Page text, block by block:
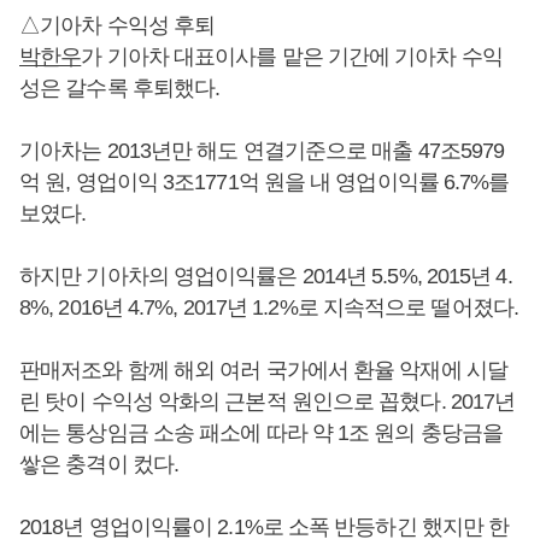
△기아차 수익성 후퇴
박한우가 기아차 대표이사를 맡은 기간에 기아차 수익
성은 갈수록 후퇴했다.
기아차는 2013년만 해도 연결기준으로 매출 47조5979
억 원, 영업이익 3조1771억 원을 내 영업이익률 6.7%를
보였다.
하지만 기아차의 영업이익률은 2014년 5.5%, 2015년 4.
8%, 2016년 4.7%, 2017년 1.2%로 지속적으로 떨어졌다.
판매저조와 함께 해외 여러 국가에서 환율 악재에 시달
린 탓이 수익성 악화의 근본적 원인으로 꼽혔다. 2017년
에는 통상임금 소송 패소에 따라 약 1조 원의 충당금을
쌓은 충격이 컸다.
2018년 영업이익률이 2.1%로 소폭 반등하긴 했지만 한